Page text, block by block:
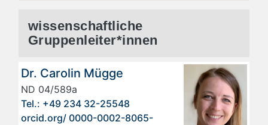
wissenschaftliche
Gruppenleiter*innen
Dr. Carolin Mügge
ND 04/589a
Tel.: +49 234 32-25548
orcid.org/ 0000-0002-8065-